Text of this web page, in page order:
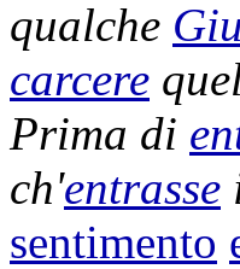
qualche
carcere
Prima di
ch'entrasse
sentimento